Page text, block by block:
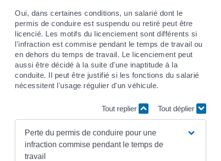
Oui, dans certaines conditions, un salarié dont le
permis de conduire est suspendu ou retiré peut être
licencié. Les motifs du licenciement sont différents si
l'infraction est commise pendant le temps de travail ou
en dehors du temps de travail. Le licenciement peut
aussi être décidé à la suite d'une inaptitude à la
conduite. Il peut être justifié si les fonctions du salarié
nécessitent l'usage régulier d'un véhicule.
Tout replier Tout déplier
Perte du permis de conduire pour une
infraction commise pendant le temps de
travail